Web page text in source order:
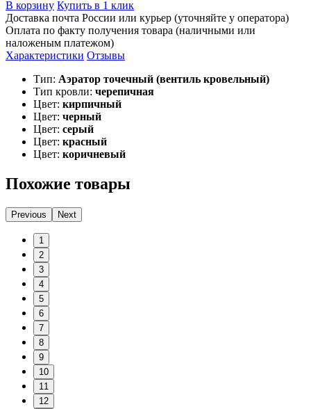
В корзину Купить в 1 клик
Доставка почта России или курьер (уточняйте у оператора)
Оплата по факту получения товара (наличными или
наложеным платежом)
Характеристики Отзывы
Тип: Аэратор точечный (вентиль кровельный)
Тип кровли: черепичная
Цвет: кирпичный
Цвет: черный
Цвет: серый
Цвет: красный
Цвет: коричневый
Похожие товары
Previous Next
1
2
3
4
5
6
7
8
9
10
11
12